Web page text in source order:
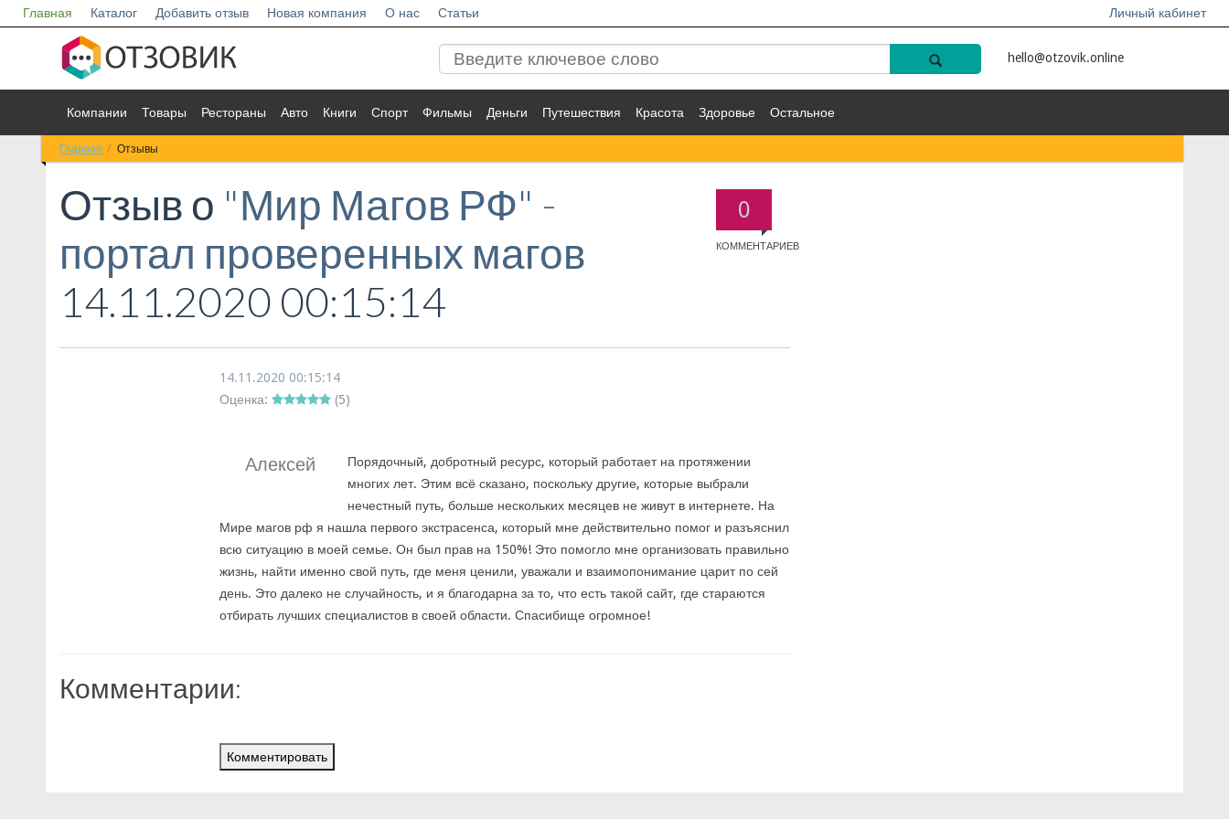
Главная Каталог Добавить отзыв Новая компания О нас Статьи Личный кабинет
hello@otzovik.online
Компании Товары Рестораны Авто Книги Спорт Фильмы Деньги Путешествия Красота Здоровье Остальное
Главная Отзывы
0
КОММЕНТАРИЕВ
Отзыв о "Мир Магов РФ" -
портал проверенных магов
14.11.2020 00:15:14
14.11.2020 00:15:14
Оценка:
(5)
Алексей
Порядочный, добротный ресурс, который работает на протяжении
многих лет. Этим всё сказано, поскольку другие, которые выбрали
нечестный путь, больше нескольких месяцев не живут в интернете. На
Мире магов рф я нашла первого экстрасенса, который мне действительно помог и разъяснил
всю ситуацию в моей семье. Он был прав на 150%! Это помогло мне организовать правильно
жизнь, найти именно свой путь, где меня ценили, уважали и взаимопонимание царит по сей
день. Это далеко не случайность, и я благодарна за то, что есть такой сайт, где стараются
отбирать лучших специалистов в своей области. Спасибище огромное!
Комментарии:
Комментировать